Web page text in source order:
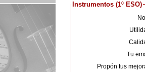
Instrumentos (1º ESO)
Tu
Propón tus